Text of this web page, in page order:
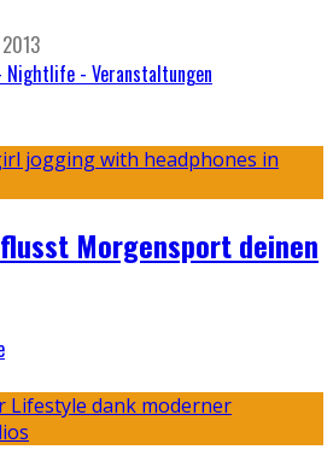
Nightlife - Veranstaltungen
Morgensport deinen